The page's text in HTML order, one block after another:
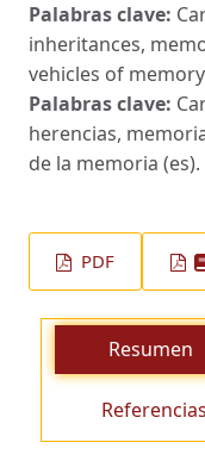
Palabras clave:
inheritances,
vehicles of
Palabras clave:
herencias,
de la memoria (es).
PDF
Resumen
Referencias